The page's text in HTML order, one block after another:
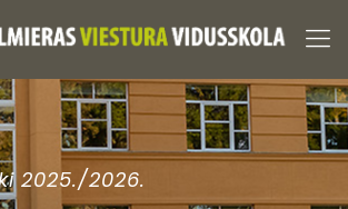
2025./2026.